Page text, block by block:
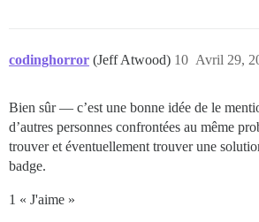
codinghorror (Jeff Atwood) Avril 29,
10
Bien sûr — c’est une bonne idée de le
d’autres personnes confrontées au même
trouver et éventuellement trouver une
badge.
1 « J'aime »